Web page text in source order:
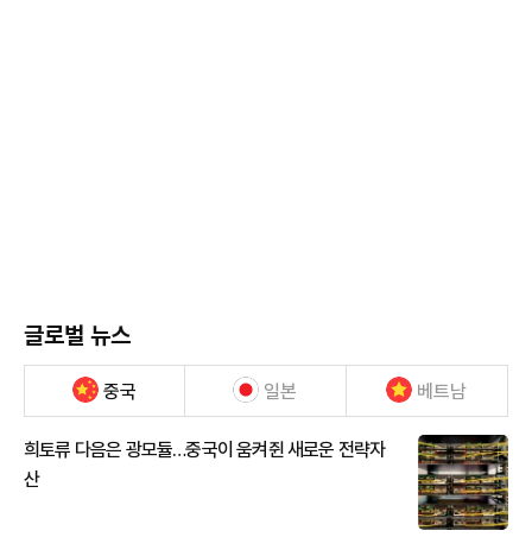
글로벌 뉴스
중국 일본 베트남
희토류 다음은 광모듈…중국이 움켜쥔 새로운 전략자
산